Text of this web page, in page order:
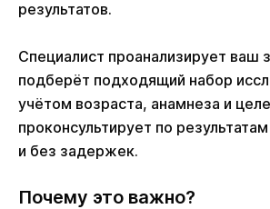
результатов.
Специалист проанализирует ваш
подберёт подходящий набор
учётом возраста, анамнеза и
проконсультирует по
и без задержек.
Почему это важно?